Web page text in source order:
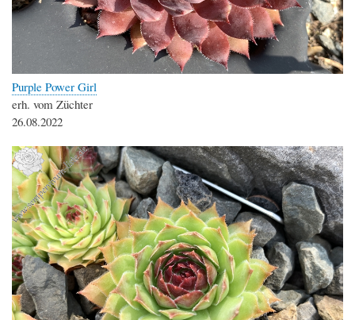
Purple Power Girl
erh. vom Züchter
26.08.2022